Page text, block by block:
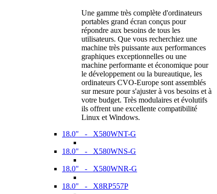
Une gamme très complète d'ordinateurs
portables grand écran conçus pour
répondre aux besoins de tous les
utilisateurs. Que vous recherchiez une
machine très puissante aux performances
graphiques exceptionnelles ou une
machine performante et économique pour
le développement ou la bureautique, les
ordinateurs CVO-Europe sont assemblés
sur mesure pour s'ajuster à vos besoins et à
votre budget. Très modulaires et évolutifs
ils offrent une excellente compatibilité
Linux et Windows.
18.0" - X580WNT-G
18.0" - X580WNS-G
18.0" - X580WNR-G
18.0" - X8RP557P